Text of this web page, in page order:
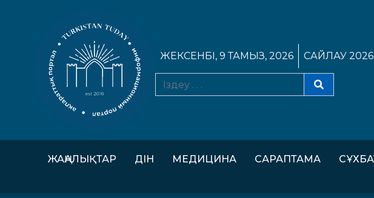
ЖЕКСЕНБІ, 9 ТАМЫЗ, 2026 САЙЛАУ 2026
ЖАҢАЛЫҚТАР ДІН МЕДИЦИНА САРАПТАМА